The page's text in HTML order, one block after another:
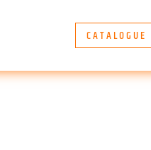
CATALOGUE